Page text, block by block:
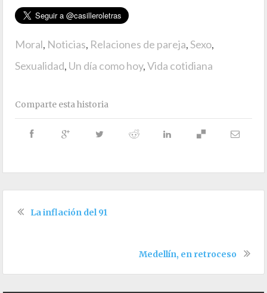
Moral, Noticias, Relaciones de pareja,Sexo,
Sexualidad, Un día como hoy,Vida cotidiana
Comparte esta historia
La inflación del 91
Medellín, en retroceso